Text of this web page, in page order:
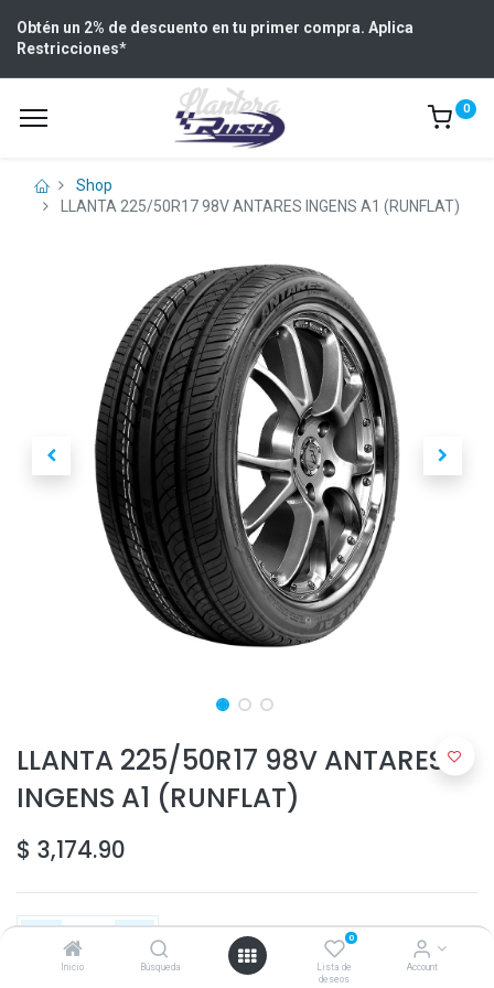
Inicio Búsqueda
0
Lista de
deseos
Account
Obtén un 2% de descuento en tu primer compra. Aplica
Restricciones*
0
Shop
LLANTA 225/50R17 98V ANTARES INGENS A1 (RUNFLAT)
LLANTA 225/50R17 98V ANTARES
INGENS A1 (RUNFLAT)
$ 3,174.90